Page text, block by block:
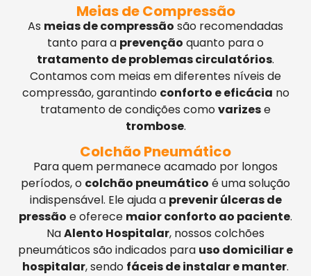
Meias de Compressão
As meias de compressão são recomendadas
tanto para a prevenção quanto para o
tratamento de problemas circulatórios.
Contamos com meias em diferentes níveis de
compressão, garantindo conforto e eficácia no
tratamento de condições comovarizese
trombose.
Colchão Pneumático
Para quem permanece acamado por longos
períodos, o colchão pneumático é uma solução
indispensável. Ele ajuda a prevenir úlceras de
pressão e oferece maior conforto ao paciente.
NaAlento Hospitalar, nossos colchões
pneumáticos são indicados para uso domiciliar e
hospitalar, sendo fáceis de instalar e manter.